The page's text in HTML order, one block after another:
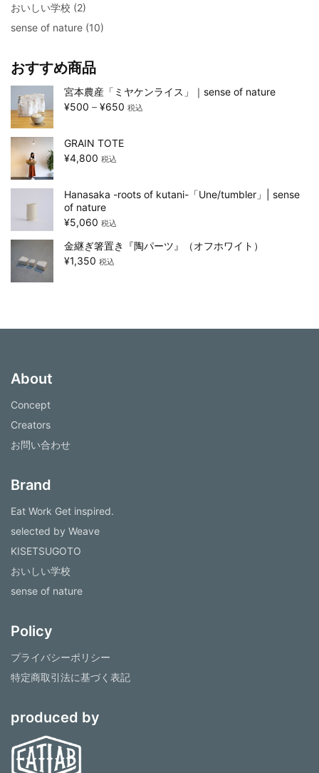
おいしい学校 (2)
sense of nature (10)
おすすめ商品
宮本農産「ミヤケンライス」｜sense of nature
¥500 – ¥650 税込
GRAIN TOTE
¥4,800 税込
Hanasaka -roots of kutani-「Une/tumbler」| sense
of nature
¥5,060 税込
金継ぎ箸置き『陶パーツ』（オフホワイト）
¥1,350 税込
About
Concept
Creators
お問い合わせ
Brand
Eat Work Get inspired.
selected by Weave
KISETSUGOTO
おいしい学校
sense of nature
Policy
プライバシーポリシー
特定商取引法に基づく表記
produced by